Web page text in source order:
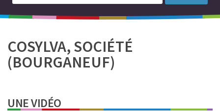
COSYLVA, SOCIÉTÉ
(BOURGANEUF)
UNE VIDÉO